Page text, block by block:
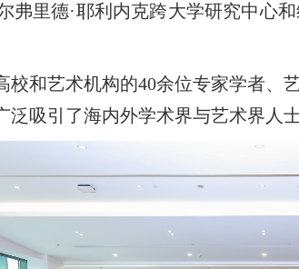
弗里德·耶利内克跨大学研究中心
校和艺术机构的40余位专家学者
吸引了海内外学术界与艺术界人士